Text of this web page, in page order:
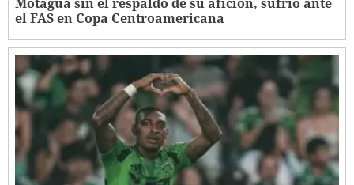
el FAS en Copa Centroamericana